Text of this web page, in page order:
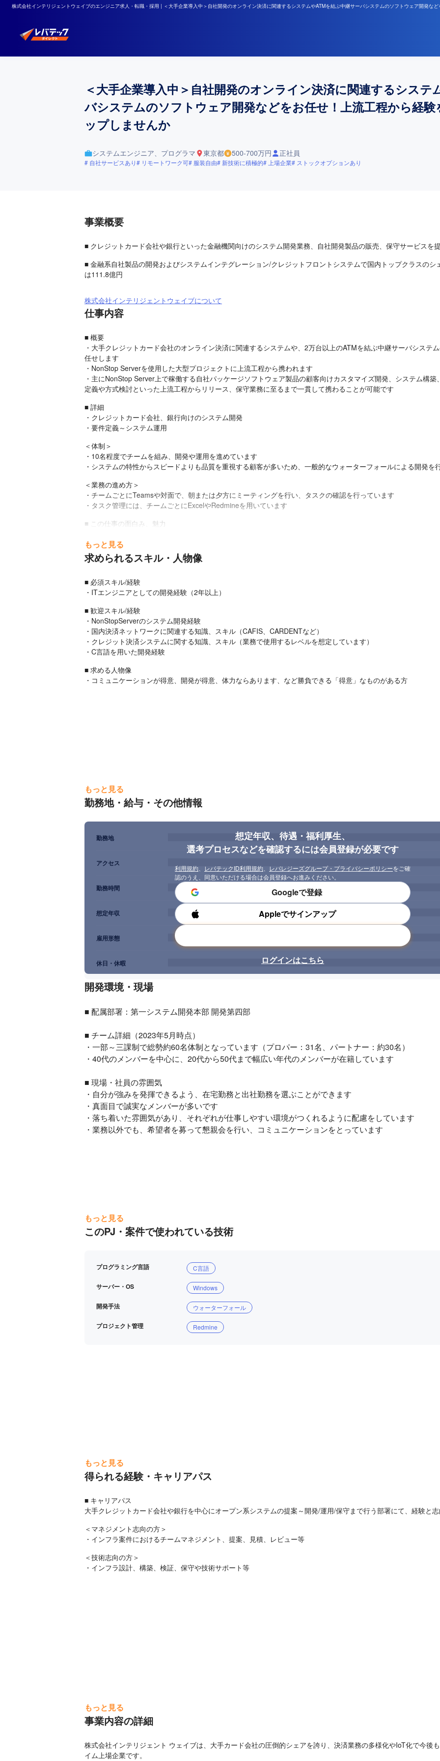
株式会社インテリジェントウェイブのエンジニア求人・転職・採用 | ＜大手企業導入中＞自社開発のオンライン決済に関連するシステムやATMを結ぶ中継サーバシステムのソフトウェア開発な
＜大手企業導入中＞自社開発のオンライン決済に関連するシステ
バシステムのソフトウェア開発などをお任せ！上流工程から経
ップしませんか
システムエンジニア、プログラマ 東京都 500-700万円 正社員
自社サービスあり リモートワーク可 服装自由 新技術に積極的 上場企業 ストックオプションあり
事業概要
■ クレジットカード会社や銀行といった金融機関向けのシステム開発業務、自社開発製品の販売、保守サービスを
■ 金融系自社製品の開発およびシステムインテグレーション/クレジットフロントシステムで国内トップクラスの
は111.8億円
株式会社インテリジェントウェイブについて
仕事内容
■ 概要
・大手クレジットカード会社のオンライン決済に関連するシステムや、2万台以上のATMを結ぶ中継サーバシステ
任せします
・NonStop Serverを使用した大型プロジェクトに上流工程から携われます
・主にNonStop Server上で稼働する自社パッケージソフトウェア製品の顧客向けカスタマイズ開発、システム構
定義や方式検討といった上流工程からリリース、保守業務に至るまで一貫して携わることが可能です
■ 詳細
・クレジットカード会社、銀行向けのシステム開発
・要件定義～システム運用
＜体制＞
・10名程度でチームを組み、開発や運用を進めています
・システムの特性からスピードよりも品質を重視する顧客が多いため、一般的なウォーターフォールによる開発を
＜業務の進め方＞
・チームごとにTeamsや対面で、朝または夕方にミーティングを行い、タスクの確認を行っています
・タスク管理には、チームごとにExcelやRedmineを用いています
■ この仕事の面白み、魅力
ており、身近な人を守ることができていると感じられます
・クレジットカードの決済やATMの利用のシステムは「止めてはいけない」社会インフラであるという大前提を
ィ強化などシステムは変化している状況であるため、常にスキルアップしていけます
・自社で直接案件や自社製品の開発ができるため、やりがいを感じることができます
さまざまなクラブがあり、業務外でも交流があります。 スキルを活かして活躍できる環境
もっと見る
求められるスキル・人物像
■ 必須スキル/経験
・ITエンジニアとしての開発経験（2年以上）
■ 歓迎スキル/経験
・NonStopServerのシステム開発経験
・国内決済ネットワークに関連する知識、スキル（CAFIS、CARDENTなど）
・クレジット決済システムに関する知識、スキル（業務で使用するレベルを想定しています）
・C言語を用いた開発経験
■ 求める人物像
・コミュニケーションが得意、開発が得意、体力ならあります、など勝負できる「得意」なものがある方
もっと見る
勤務地・給与・その他情報
想定年収、待遇・福利厚生、
選考プロセスなどを確認するには会員登録が必要です
利用規約 レバテックID利用規約 レバレジーズグループ・プライバシーポリシーをご確
認のうえ、同意いただける場合は会員登録へお進みください。
Googleで登録
Appleでサインアップ
ログインはこちら
勤務地
アクセス
勤務時間
想定年収
雇用形態
休日・休暇
開発環境・現場
■ 配属部署：第一システム開発本部 開発第四部
■ チーム詳細（2023年5月時点）
・一部～三課制で総勢約60名体制となっています（プロパー：31名、パートナー：約30名）
・40代のメンバーを中心に、20代から50代まで幅広い年代のメンバーが在籍しています
■ 現場・社員の雰囲気
・自分が強みを発揮できるよう、在宅勤務と出社勤務を選ぶことができます
・真面目で誠実なメンバーが多いです
・落ち着いた雰囲気があり、それぞれが仕事しやすい環境がつくれるように配慮をしています
・業務以外でも、希望者を募って懇親会を行い、コミュニケーションをとっています
もっと見る
このPJ・案件で使われている技術
プログラミング言語 C言語
サーバー・OS Windows
開発手法 ウォーターフォール
プロジェクト管理 Redmine
もっと見る
得られる経験・キャリアパス
■ キャリアパス
大手クレジットカード会社や銀行を中心にオープン系システムの提案～開発/運用/保守まで行う部署にて、経験と
＜マネジメント志向の方＞
・インフラ案件におけるチームマネジメント、提案、見積、レビュー等
＜技術志向の方＞
・インフラ設計、構築、検証、保守や技術サポート等
もっと見る
事業内容の詳細
株式会社インテリジェント ウェイブは、大手カード会社の圧倒的シェアを誇り、決済業務の多様化やIoT化で今後
イム上場企業です。